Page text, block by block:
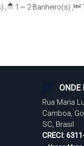
Brasil
1 ~ 2 Banheiro(s) 1
ONDE
Rua Maria
Camboa,
SC, Brasil
CRECI: